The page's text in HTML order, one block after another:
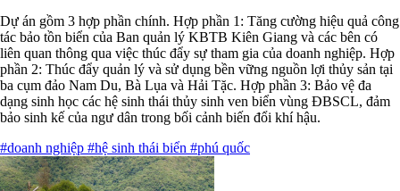
Dự án gồm 3 hợp phần chính. Hợp phần 1: Tăng cường hiệu quả công
tác bảo tồn biển của Ban quản lý KBTB Kiên Giang và các bên có
liên quan thông qua việc thúc đẩy sự tham gia của doanh nghiệp. Hợp
phần 2: Thúc đẩy quản lý và sử dụng bền vững nguồn lợi thủy sản tại
ba cụm đảo Nam Du, Bà Lụa và Hải Tặc. Hợp phần 3: Bảo vệ đa
dạng sinh học các hệ sinh thái thủy sinh ven biển vùng ĐBSCL, đảm
bảo sinh kế của ngư dân trong bối cảnh biến đổi khí hậu.
#doanh nghiệp #hệ sinh thái biển #phú quốc